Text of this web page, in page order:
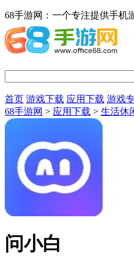
68手游网：一个专注提供手机
首页 游戏下载 应用下载 游戏
68手游网 > 应用下载 > 生活休
问小白